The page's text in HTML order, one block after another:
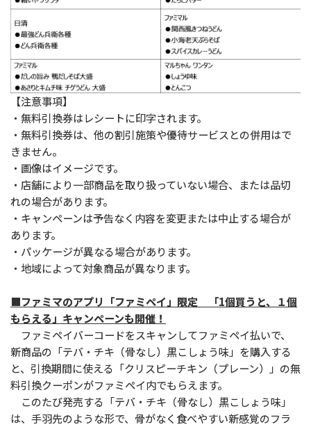
【注意事項】
・無料引換券はレシートに印字されます。
・無料引換券は、他の割引施策や優待サービスとの併用はで
きません。
・画像はイメージです。
・店舗により一部商品を取り扱っていない場合、または品切
れの場合があります。
・キャンペーンは予告なく内容を変更または中止する場合が
あります。
・パッケージが異なる場合があります。
・地域によって対象商品が異なります。
■ファミマのアプリ「ファミペイ」限定 「1個買うと、１個
もらえる」キャンペーンも開催！
ファミペイバーコードをスキャンしてファミペイ払いで、
新商品の「テバ・チキ（骨なし）黒こしょう味」を購入する
と、引換期間に使える「クリスピーチキン（プレーン）」の無
料引換クーポンがファミペイ内でもらえます。
このたび発売する「テバ・チキ（骨なし）黒こしょう味」
は、手羽先のような形で、骨がなく食べやすい新感覚のフラ